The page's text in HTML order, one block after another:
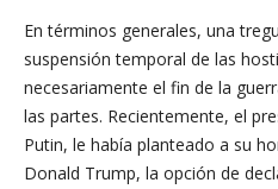
En términos generales, una
suspensión temporal de las
necesariamente el fin de la
las partes. Recientemente, el
Putin, le había planteado a su
Donald Trump, la opción de